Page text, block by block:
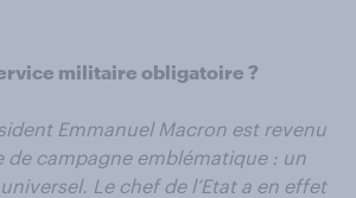
militaire obligatoire ?
Emmanuel Macron est revenu
de campagne emblématique : un
Le chef de l’Etat a en effet